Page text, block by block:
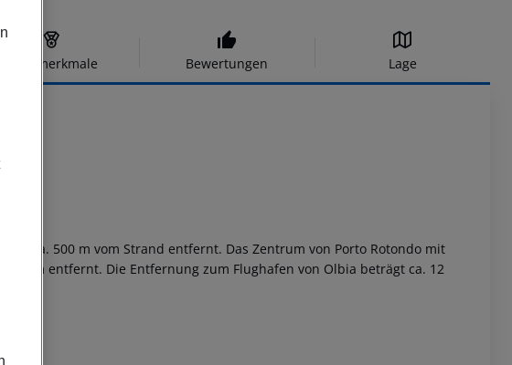
Hotelmerkmale Bewertungen Lage
ist ca. 500 m vom Strand entfernt. Das Zentrum von Porto Rotondo mit
7 km entfernt. Die Entfernung zum Flughafen von Olbia beträgt ca. 12